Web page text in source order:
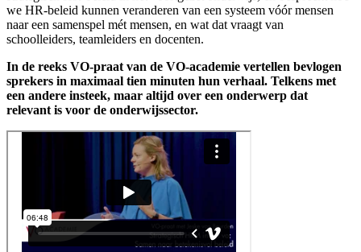
we HR-beleid kunnen veranderen van een systeem vóór mensen
naar een samenspel mét mensen, en wat dat vraagt van
schoolleiders, teamleiders en docenten.
In de reeks VO-praat van de VO-academie vertellen bevlogen
sprekers in maximaal tien minuten hun verhaal. Telkens met
een andere insteek, maar altijd over een onderwerp dat
relevant is voor de onderwijssector.